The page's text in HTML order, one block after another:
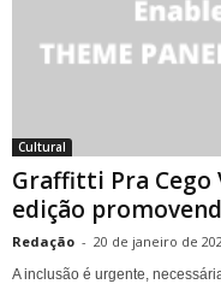
Cultural
Graffitti Pra Cego
edição
Redação - 20 de janeiro de
A inclusão é urgente,